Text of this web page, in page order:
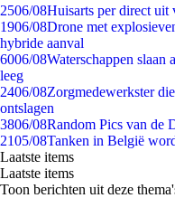
2506/08Huisarts per direct uit
1906/08Drone met
hybride aanval
6006/08Waterschappen slaan
leeg
2406/08Zorgmedewerkster
ontslagen
3806/08Random Pics van de
2105/08Tanken in België
Laatste items
Laatste items
Toon berichten uit deze